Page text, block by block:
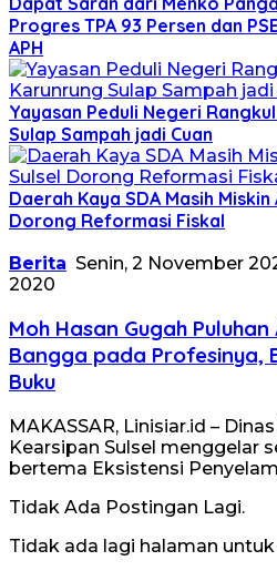
Progres TPA 93 Persen dan
APH
Yayasan Peduli Negeri
Sulap Sampah jadi Cuan
Daerah Kaya SDA Masih
Dorong Reformasi Fiskal
Berita Senin, 2 November
2020
Moh Hasan Gugah
Bangga pada Profesinya,
Buku
MAKASSAR, Linisiar.id –
Kearsipan Sulsel menggelar
bertema Eksistensi
Tidak Ada Postingan Lagi.
Tidak ada lagi halaman